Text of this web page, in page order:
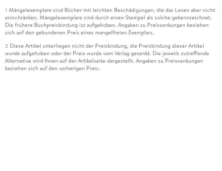
1 Mängelexemplare sind Bücher mit leichten Beschädigungen, die das Lesen aber nicht
einschränken. Mängelexemplare sind durch einen Stempel als solche gekennzeichnet.
Die frühere Buchpreisbindung ist aufgehoben. Angaben zu Preissenkungen beziehen
sich auf den gebundenen Preis eines mangelfreien Exemplars.
2 Diese Artikel unterliegen nicht der Preisbindung, die Preisbindung dieser Artikel
wurde aufgehoben oder der Preis wurde vom Verlag gesenkt. Die jeweils zutreffende
Alternative wird Ihnen auf der Artikelseite dargestellt. Angaben zu Preissenkungen
beziehen sich auf den vorherigen Preis.